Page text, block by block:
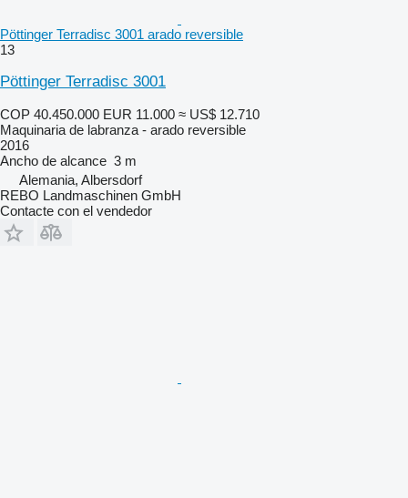
Pöttinger Terradisc 3001 arado reversible
13
Pöttinger Terradisc 3001
COP 40.450.000 EUR 11.000 ≈ US$ 12.710
Maquinaria de labranza - arado reversible
2016
Ancho de alcance 3 m
Alemania, Albersdorf
REBO Landmaschinen GmbH
Contacte con el vendedor